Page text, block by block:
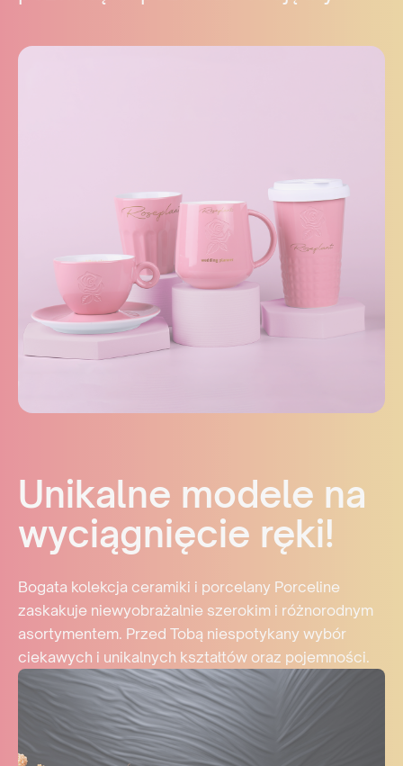
Unikalne modele na
wyciągnięcie ręki!
Bogata kolekcja ceramiki i porcelany Porceline
zaskakuje niewyobrażalnie szerokim i różnorodnym
asortymentem. Przed Tobą niespotykany wybór
ciekawych i unikalnych kształtów oraz pojemności.